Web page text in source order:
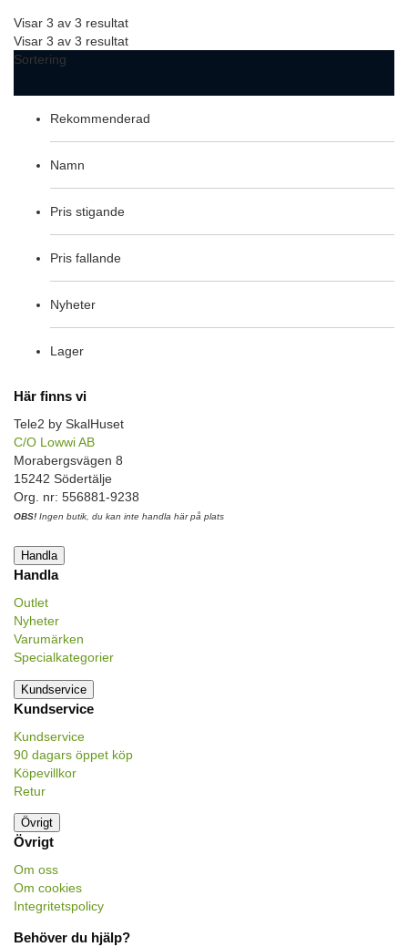
Visar 3 av 3 resultat
Visar 3 av 3 resultat
Sortering
Rekommenderad
Namn
Pris stigande
Pris fallande
Nyheter
Lager
Här finns vi
Tele2 by SkalHuset
C/O Lowwi AB
Morabergsvägen 8
15242 Södertälje
Org. nr: 556881-9238
OBS! Ingen butik, du kan inte handla här på plats
Handla
Handla
Outlet
Nyheter
Varumärken
Specialkategorier
Kundservice
Kundservice
Kundservice
90 dagars öppet köp
Köpevillkor
Retur
Övrigt
Övrigt
Om oss
Om cookies
Integritetspolicy
Behöver du hjälp?